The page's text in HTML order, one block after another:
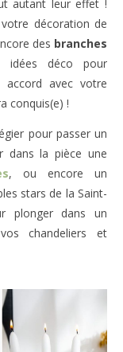
autant leur effet !
décoration de
des branches
idées déco pour
accord avec votre
conquis(e) !
pour passer un
dans la pièce une
, ou encore un
stars de la Saint-
plonger dans un
chandeliers et